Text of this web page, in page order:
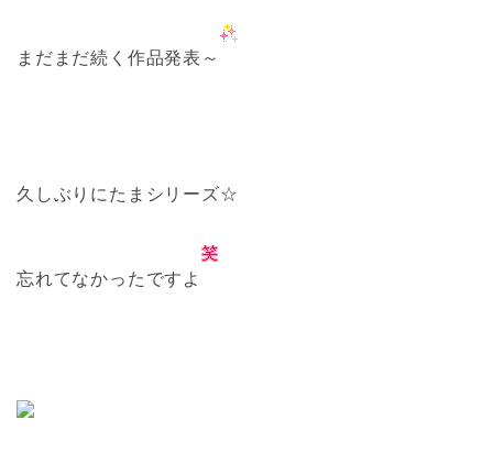
まだまだ続く作品発表～
久しぶりにたまシリーズ☆
忘れてなかったですよ